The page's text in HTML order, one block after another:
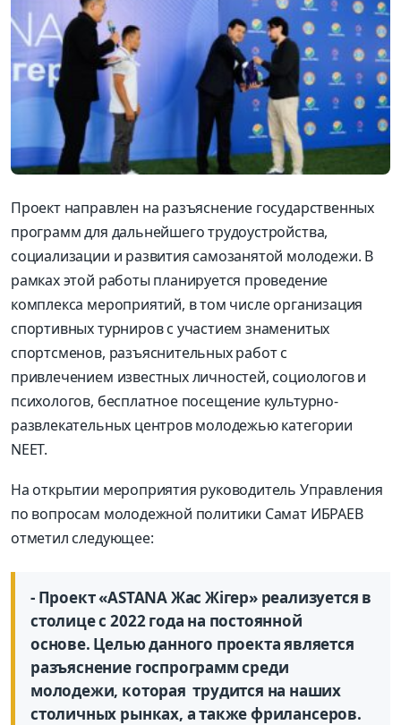
Проект направлен на разъяснение государственных
программ для дальнейшего трудоустройства,
социализации и развития самозанятой молодежи. В
рамках этой работы планируется проведение
комплекса мероприятий, в том числе организация
спортивных турниров с участием знаменитых
спортсменов, разъяснительных работ с
привлечением известных личностей, социологов и
психологов, бесплатное посещение культурно-
развлекательных центров молодежью категории
NEET.
На открытии мероприятия руководитель Управления
по вопросам молодежной политики СаматИБРАЕВ
отметил следующее:
- Проект«ASTANAЖас Жігер»реализуется в
столице с 2022 года на постоянной
основе. Целью данного проекта является
разъяснение госпрограмм среди
молодежи, которая трудится на наших
столичных рынках, а такжефрилансеров.